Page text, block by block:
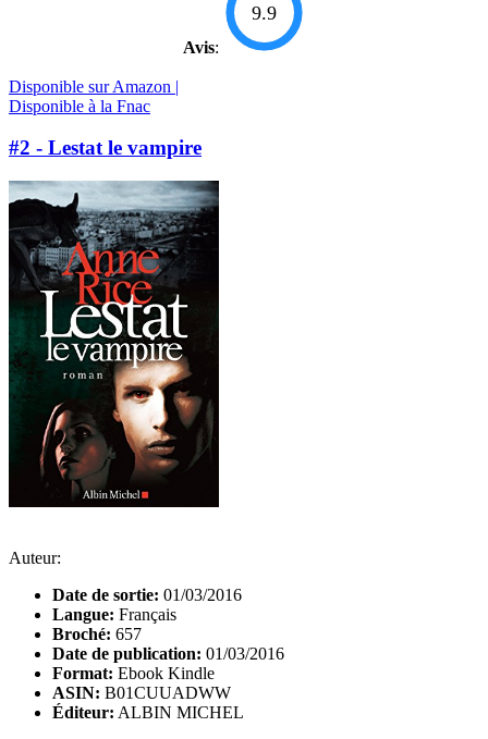
Avis:
9.9
Disponible sur Amazon |
Disponible à la Fnac
#2 - Lestat le vampire
Auteur:
Date de sortie: 01/03/2016
Langue: Français
Broché: 657
Date de publication: 01/03/2016
Format: Ebook Kindle
ASIN: B01CUUADWW
Éditeur: ALBIN MICHEL